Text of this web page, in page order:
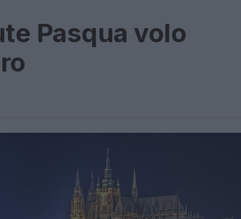
Pasqua volo